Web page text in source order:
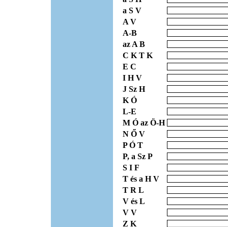
a S V
A V
A-B
az A B
C K T K
E C
I H V
J Sz H
K Ó
L-E
M Ó az Ö-H
N Ő V
P Ó T
P, a Sz P
S I F
T és a H V
T R L
V és L
V V
Z K